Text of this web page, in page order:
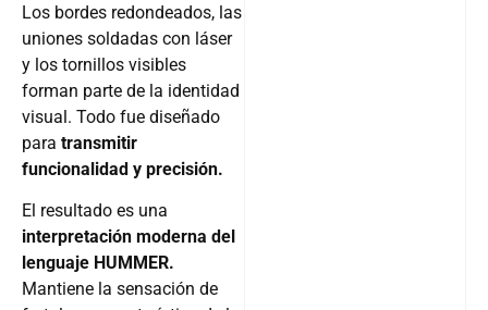
Los bordes redondeados, las
uniones soldadas con láser
y los tornillos visibles
forman parte de la identidad
visual. Todo fue diseñado
para transmitir
funcionalidad y precisión.
El resultado es una
interpretación moderna del
lenguaje HUMMER.
Mantiene la sensación de